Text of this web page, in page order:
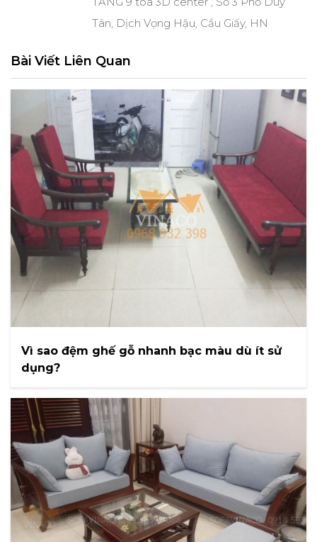
Tân, Dịch Vọng Hậu, Cầu Giấy, HN
Bài Viết Liên Quan
Vì sao đệm ghế gỗ nhanh bạc màu dù ít sử
dụng?